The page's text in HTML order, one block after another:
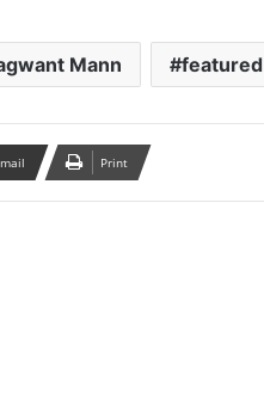
Mann featured
Print